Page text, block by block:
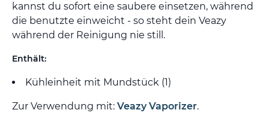
kannst du sofort eine saubere einsetzen, während
die benutzte einweicht - so steht dein Veazy
während der Reinigung nie still.
Enthält:
Kühleinheit mit Mundstück (1)
Zur Verwendung mit: Veazy Vaporizer.